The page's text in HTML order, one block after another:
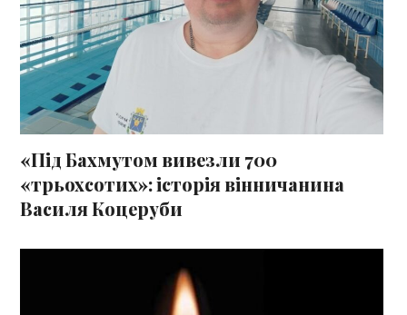
«Під Бахмутом вивезли 700
«трьохсотих»: історія вінничанина
Василя Коцеруби